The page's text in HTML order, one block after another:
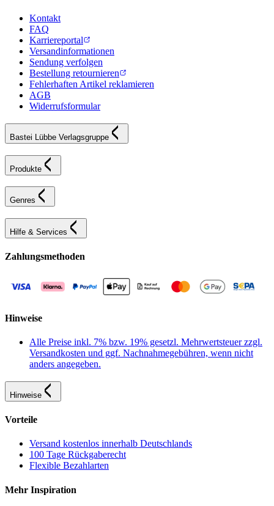
Kontakt
FAQ
Karriereportal
Versandinformationen
Sendung verfolgen
Bestellung retournieren
Fehlerhaften Artikel reklamieren
AGB
Widerrufsformular
Bastei Lübbe Verlagsgruppe
Produkte
Genres
Hilfe & Services
Zahlungsmethoden
Hinweise
Alle Preise inkl. 7% bzw. 19% gesetzl. Mehrwertsteuer zzgl.
Versandkosten und ggf. Nachnahmegebühren, wenn nicht
anders angegeben.
Hinweise
Vorteile
Versand kostenlos innerhalb Deutschlands
100 Tage Rückgaberecht
Flexible Bezahlarten
Mehr Inspiration